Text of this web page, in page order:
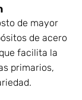
de mayor
de acero
facilita la
primarios,